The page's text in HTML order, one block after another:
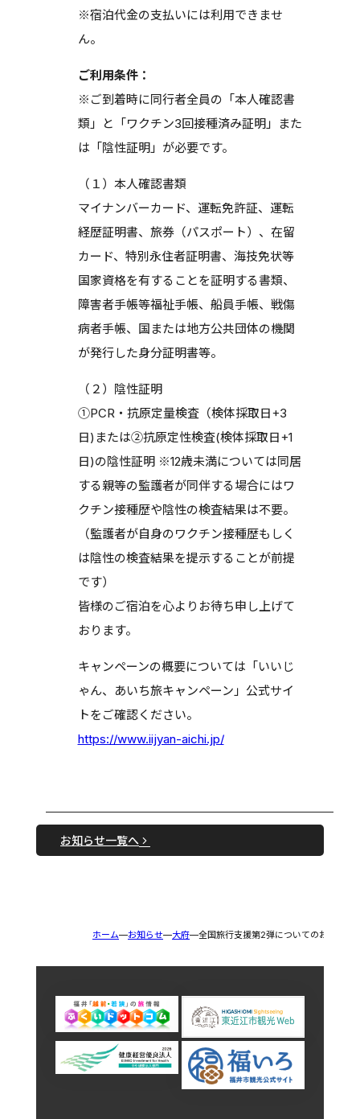
※宿泊代金の支払いには利用できませ
ん。
ご利用条件：
※ご到着時に同行者全員の「本人確認書
類」と「ワクチン3回接種済み証明」また
は「陰性証明」が必要です。
（１）本人確認書類
マイナンバーカード、運転免許証、運転
経歴証明書、旅券（パスポート）、在留
カード、特別永住者証明書、海技免状等
国家資格を有することを証明する書類、
障害者手帳等福祉手帳、船員手帳、戦傷
病者手帳、国または地方公共団体の機関
が発行した身分証明書等。
（２）陰性証明
①PCR・抗原定量検査（検体採取日+3
日)または②抗原定性検査(検体採取日+1
日)の陰性証明 ※12歳未満については同居
する親等の監護者が同伴する場合にはワ
クチン接種歴や陰性の検査結果は不要。
（監護者が自身のワクチン接種歴もしく
は陰性の検査結果を提示することが前提
です）
皆様のご宿泊を心よりお待ち申し上げて
おります。
キャンペーンの概要については「いいじ
ゃん、あいち旅キャンペーン」公式サイ
トをご確認ください。
https://www.iijyan-aichi.jp/
お知らせ一覧へ
ホーム お知らせ 大府 全国旅行支援第2弾についてのお知らせ